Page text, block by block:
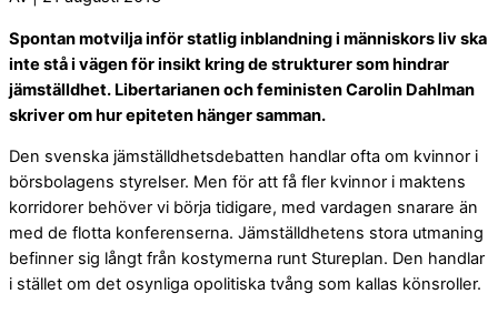
Spontan motvilja inför statlig inblandning i människors liv ska
inte stå i vägen för insikt kring de strukturer som hindrar
jämställdhet. Libertarianen och feministen Carolin Dahlman
skriver om hur epiteten hänger samman.
Den svenska jämställdhetsdebatten handlar ofta om kvinnor i
börsbolagens styrelser. Men för att få fler kvinnor i maktens
korridorer behöver vi börja tidigare, med vardagen snarare än
med de flotta konferenserna. Jämställdhetens stora utmaning
befinner sig långt från kostymerna runt Stureplan. Den handlar
i stället om det osynliga opolitiska tvång som kallas könsroller.